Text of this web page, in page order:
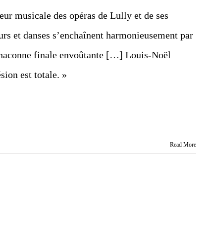
musicale des opéras de Lully et de ses
et danses s’enchaînent harmonieusement par
finale envoûtante […] Louis-Noël
est totale. »
Read More